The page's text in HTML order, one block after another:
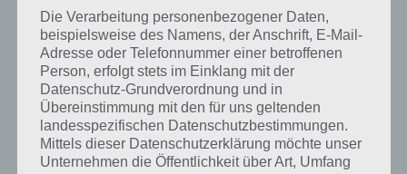
dem Geldstrom spricht. Letzteres ist im Wirtschaftskreislauf
vertreten, wenn Waren- und Güter sowie Geld als Wirtschaftsgut
durchlaufen werden.
Strom wird auch ein großer Fluss bezeichnet, der viel Wasser mit sich
führt und dann in der Regel in einem Meer endet. Wenn es ein
Unwetter und damit viel Regen gibt, kann selbst ein kleiner Bach in
einen reißen Strom sich wandeln, der alles was ihn in die Quere
Die Verarbeitung personenbezogener Daten,
beispielsweise des Namens, der Anschrift, E-Mail-
Adresse oder Telefonnummer einer betroffenen
Person, erfolgt stets im Einklang mit der
Datenschutz-Grundverordnung und in
Übereinstimmung mit den für uns geltenden
landesspezifischen Datenschutzbestimmungen.
Mittels dieser Datenschutzerklärung möchte unser
Unternehmen die Öffentlichkeit über Art, Umfang